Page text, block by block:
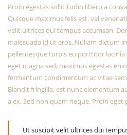
Proin egestas sollicitudin libero a
Quisque maximus felis est, vel
velit ultrices dui tempus accumsan.
malesuada id ut eros. Nullam dictum
pellentesque turpis eu porttitor
eget magna sed, maximus egestas
fermentum condimentum ac vitae
Blandit fringilla, est nunc elementum
a ex. Sed non quam neque. Proin eget
Ut suscipit velit ultrices dui